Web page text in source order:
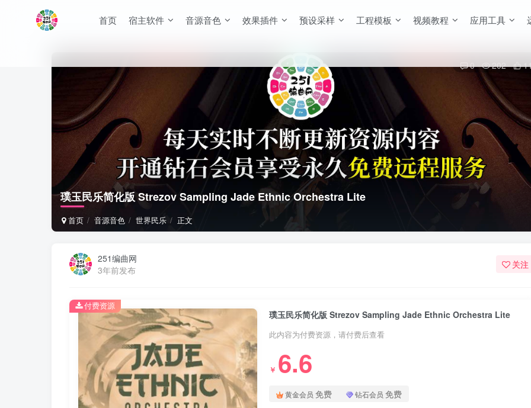
首页 宿主软件 音源音色 效果插件 预设采样 工程模板 视频教程 应用工具
璞玉民乐简化版 Strezov Sampling Jade Ethnic Orchestra Lite
首页 音源音色 世界民乐 正文
0 202
251编曲网
3年前发布
关注
璞玉民乐简化版 Strezov Sampling Jade Ethnic Orchestra Lite
此内容为付费资源，请付费后查看
￥ 6.6
黄金会员 免费 钻石会员 免费
付费资源